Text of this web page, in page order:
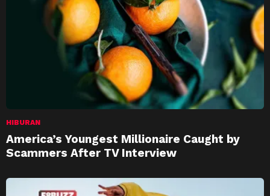
HIBURAN
America’s Youngest Millionaire Caught by
Scammers After TV Interview